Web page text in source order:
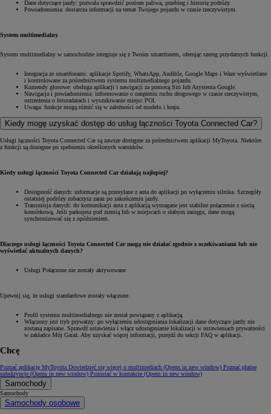
Dane dotyczące jazdy: pozwala sprawdzić poziom paliwa, przebieg i historię podróży.
Powiadomienia: dostarcza informacji na temat Twojego pojazdu w czasie rzeczywistym.
System multimedialny
System multimedialny w samochodzie integruje się z Twoim smartfonem, oferując szereg przydatnych funkcji.
Integracja ze smartfonami: aplikacje Spotify, WhatsApp, Audible, Google Maps i Waze wyświetlane
i kontrolowane za pośrednictwem systemu multimedialnego pojazdu.
Komendy głosowe: obsługa aplikacji i nawigacji za pomocą Siri lub Asystenta Google.
Nawigacja i powiadomienia: informowanie o natężeniu ruchu drogowego w czasie rzeczywistym,
ostrzeżenia o fotoradarach i wyszukiwanie miejsc POI.
Uwaga: funkcje mogą różnić się w zależności od modelu i kraju.
Kiedy mogę uzyskać dostęp do usług łączności Toyota Connected Car?
Usługi łączności Toyota Connected Car są zawsze dostępne za pośrednictwem aplikacji MyToyota. Niektóre
z funkcji są dostępne po spełnieniu określonych warunków.
Kiedy usługi łączności Toyota Connected Car działają najlepiej?
Dostępność danych: informacje są przesyłane z auta do aplikacji po wyłączeniu silnika. Szczegóły
ostatniej podróży zobaczysz zaraz po zakończeniu jazdy.
Transmisja danych: do komunikacji auta z aplikacją wymagane jest stabilne połączenie z siecią
komórkową. Jeśli parkujesz pod ziemią lub w miejscach o słabym zasięgu, dane mogą
synchronizować się z opóźnieniem.
Dlaczego usługi łączności Toyota Connected Car mogą nie działać zgodnie z oczekiwaniami lub nie
wyświetlać aktualnych danych?
Usługi Połączone nie zostały aktywowane
Upewnij się, że usługi standardowe zostały włączone.
Profil systemu multimedialnego nie został powiązany z aplikacją
Włączony jest tryb prywatny: po wyłączeniu udostępniania lokalizacji dane dotyczące jazdy nie
zostaną zapisane. Sprawdź ustawienia i włącz udostępnianie lokalizacji w ustawieniach prywatności
w zakładce Mój Garaż. Aby uzyskać więcej informacji, przejdź do sekcji FAQ w aplikacji.
Chcę
Poznać aplikację MyToyota Dowiedzieć się więcej o multimediach (Opens in new window) Poznać płatne
subskrypcje (Opens in new window) Pozostać w kontakcie (Opens in new window)
Samochody
Samochody
Samochody osobowe